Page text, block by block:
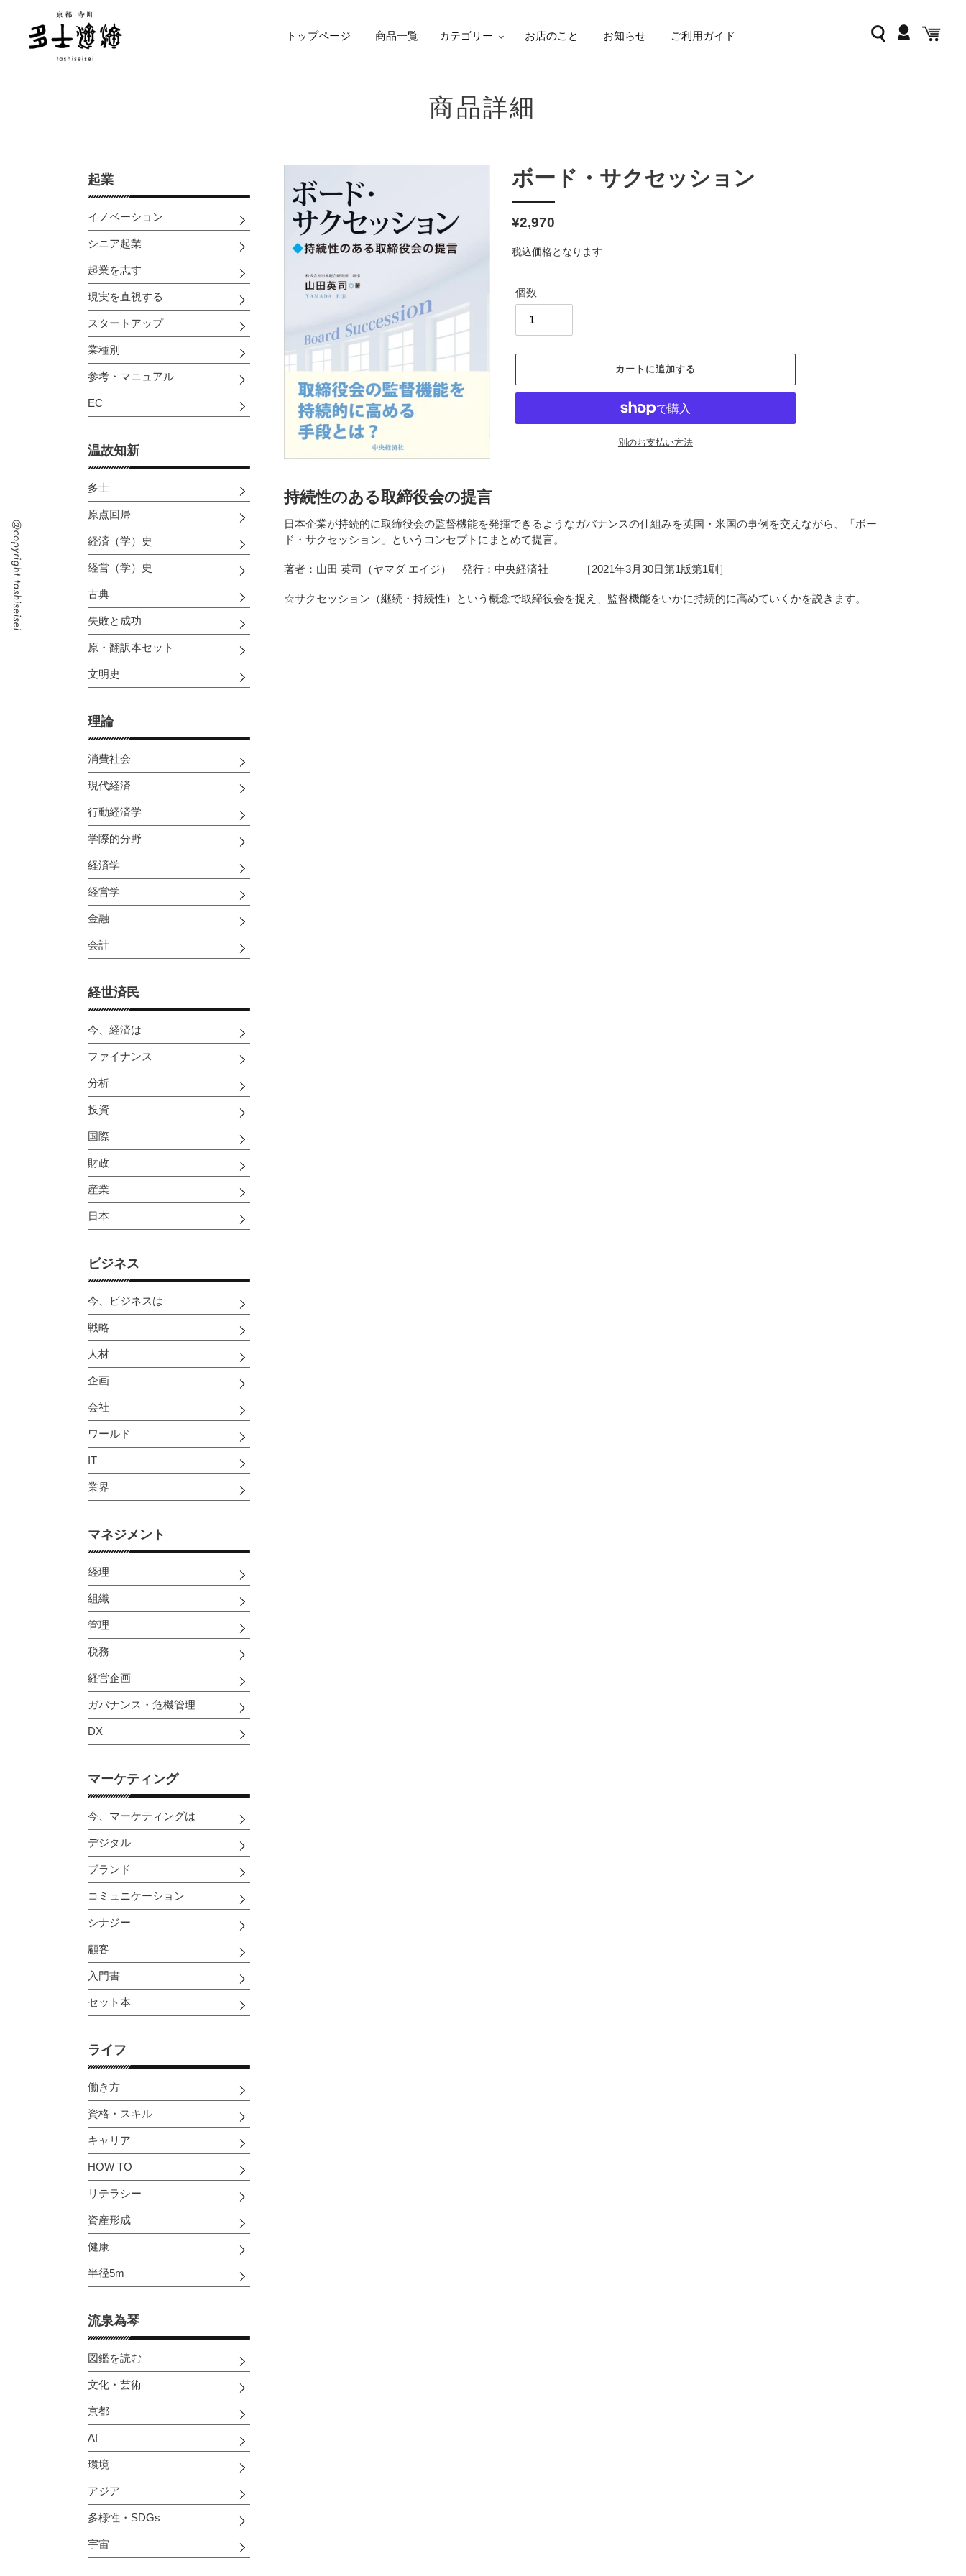
トップページ 商品一覧 カテゴリー お店のこと お知らせ ご利用ガイド 検索 ログインカー
商品詳細
起業
イノベーション
シニア起業
起業を志す
現実を直視する
スタートアップ
業種別
参考・マニュアル
EC
温故知新
多士
原点回帰
経済（学）史
経営（学）史
古典
失敗と成功
原・翻訳本セット
文明史
理論
消費社会
現代経済
行動経済学
学際的分野
経済学
経営学
金融
会計
経世済民
今、経済は
ファイナンス
分析
投資
国際
財政
産業
日本
ビジネス
今、ビジネスは
戦略
人材
企画
会社
ワールド
IT
業界
マネジメント
経理
組織
管理
税務
経営企画
ガバナンス・危機管理
DX
マーケティング
今、マーケティングは
デジタル
ブランド
コミュニケーション
シナジー
顧客
入門書
セット本
ライフ
働き方
資格・スキル
キャリア
HOW TO
リテラシー
資産形成
健康
半径5m
流泉為琴
図鑑を読む
文化・芸術
京都
AI
環境
アジア
多様性・SDGs
宇宙
ボード・サクセッション
通
¥2,970
税込価格となります
個数
カートに追加する
別のお支払い方法
に
商
を
加
持続性のある取締役会の提言
日本企業が持続的に取締役会の監督機能を発揮できるようなガバナンスの仕組みを英国・米国の事例を交えながら、「ボー
ド・サクセッション」というコンセプトにまとめて提言。
著者：山田 英司（ヤマダ エイジ） 発行：中央経済社 ［2021年3月30日第1版第1刷］
☆サクセッション（継続・持続性）という概念で取締役会を捉え、監督機能をいかに持続的に高めていくかを説きます。